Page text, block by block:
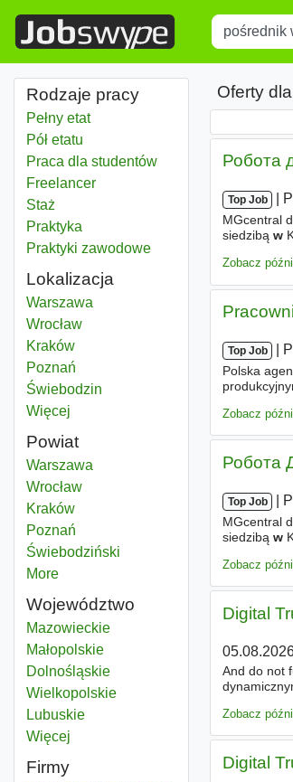
Title
Rodzaje pracy
Pełny etat
Pół etatu
Praca dla studentów
Freelancer
Staż
Praktyka
Praktyki zawodowe
Lokalizacja
Pośrednik w obrocie nieruchomościami
Warszawa
Pośrednik w obrocie nieruchomościami
Wrocław
Pośrednik w obrocie nieruchomościami
Kraków
Pośrednik w obrocie nieruchomościami
Poznań
Pośrednik w obrocie nieruchomościami
Świebodzin
Więcej
Powiat
Pośrednik w obrocie nieruchomościami
Warszawa
Pośrednik w obrocie nieruchomościami
WrocławPowiat
Pośrednik w obrocie nieruchomościami
KrakówPowiat
Pośrednik w obrocie nieruchomościami
Poznań
Pośrednik w obrocie nieruchomościami
Świebodziński
Moredistricts
Województwo
Pośrednik w obrocie nieruchomościami
MazowieckieWojewództwo
Pośrednik w obrocie nieruchomościami
MałopolskieWojewództwo
Pośrednik w obrocie nieruchomościami
DolnośląskieWojewództwo
Pośrednik w obrocie nieruchomościami
WielkopolskieWojewództwo
Pośrednik w obrocie nieruchomościami
LubuskieWojewództwo
Więcej
Firmy
Oferty
Робота
Top Job
MGcentral
siedzibą w
Zobacz
Top Job
Polska
Zobacz
Робота
Top Job
MGcentral
siedzibą w
Zobacz
Digital
And do not
Zobacz
Digital